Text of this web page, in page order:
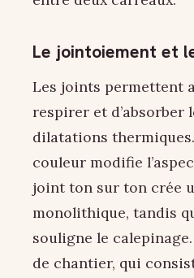
Le jointoiement et
Les joints permettent
respirer et d’absorber
dilatations
couleur modifie
joint ton sur ton crée
monolithique, tandis
souligne le
de chantier, qui